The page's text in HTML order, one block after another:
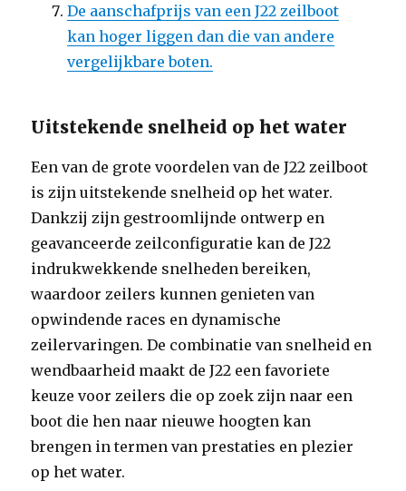
De aanschafprijs van een J22 zeilboot
kan hoger liggen dan die van andere
vergelijkbare boten.
Uitstekende snelheid op het water
Een van de grote voordelen van de J22 zeilboot
is zijn uitstekende snelheid op het water.
Dankzij zijn gestroomlijnde ontwerp en
geavanceerde zeilconfiguratie kan de J22
indrukwekkende snelheden bereiken,
waardoor zeilers kunnen genieten van
opwindende races en dynamische
zeilervaringen. De combinatie van snelheid en
wendbaarheid maakt de J22 een favoriete
keuze voor zeilers die op zoek zijn naar een
boot die hen naar nieuwe hoogten kan
brengen in termen van prestaties en plezier
op het water.